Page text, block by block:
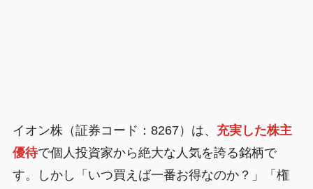
イオン株（証券コード：8267）は、 充実した株主
優待で個人投資家から絶大な人気を誇る銘柄で
す。しかし「いつ買えば一番お得なのか？」「権